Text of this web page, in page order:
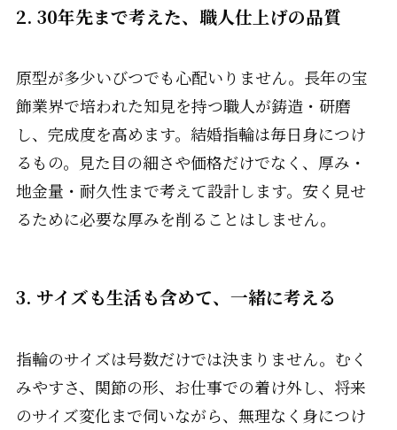
2. 30年先まで考えた、職人仕上げの品質
原型が多少いびつでも心配いりません。長年の宝
飾業界で培われた知見を持つ職人が鋳造・研磨
し、完成度を高めます。結婚指輪は毎日身につけ
るもの。見た目の細さや価格だけでなく、厚み・
地金量・耐久性まで考えて設計します。安く見せ
るために必要な厚みを削ることはしません。
3. サイズも生活も含めて、一緒に考える
指輪のサイズは号数だけでは決まりません。むく
みやすさ、関節の形、お仕事での着け外し、将来
のサイズ変化まで伺いながら、無理なく身につけ